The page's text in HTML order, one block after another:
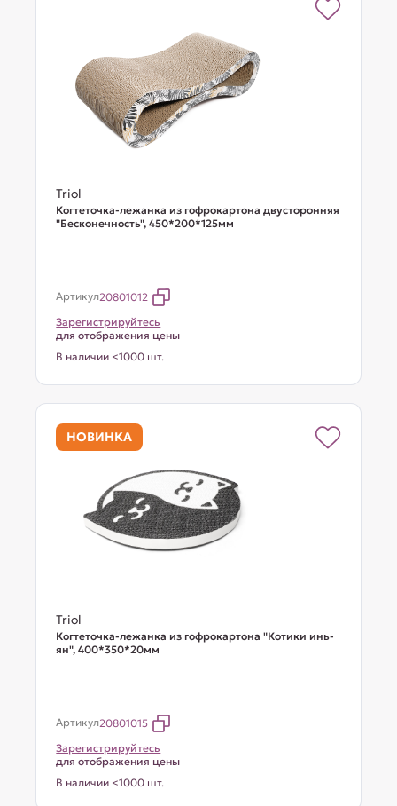
Triol
Когтеточка-лежанка из гофрокартона двусторонняя
"Бесконечность", 450*200*125мм
Артикул20801012
Зарегистрируйтесь
для отображения цены
В наличии <1000 шт.
НОВИНКА
Triol
Когтеточка-лежанка из гофрокартона "Котики инь-
ян", 400*350*20мм
Артикул20801015
Зарегистрируйтесь
для отображения цены
В наличии <1000 шт.